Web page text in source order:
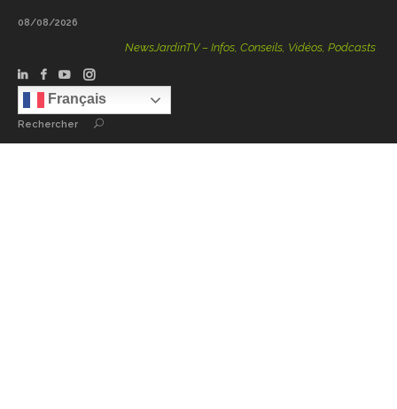
08/08/2026
NewsJardinTV – Infos, Conseils, Vidéos, Podcasts – 100
Français
Rechercher